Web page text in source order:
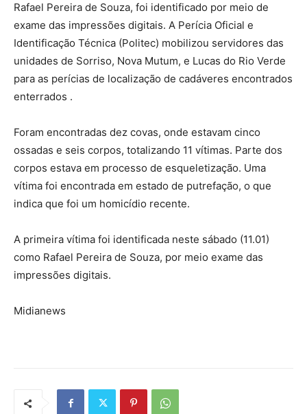
Rafael Pereira de Souza, foi identificado por meio de
exame das impressões digitais. A Perícia Oficial e
Identificação Técnica (Politec) mobilizou servidores das
unidades de Sorriso, Nova Mutum, e Lucas do Rio Verde
para as perícias de localização de cadáveres encontrados
enterrados .
Foram encontradas dez covas, onde estavam cinco
ossadas e seis corpos, totalizando 11 vítimas. Parte dos
corpos estava em processo de esqueletização. Uma
vítima foi encontrada em estado de putrefação, o que
indica que foi um homicídio recente.
A primeira vítima foi identificada neste sábado (11.01)
como Rafael Pereira de Souza, por meio exame das
impressões digitais.
Midianews